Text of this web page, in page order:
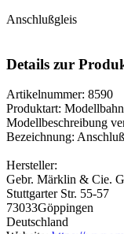
Anschlußgleis
Details zur
Artikelnummer: 8590
Produktart:
Modellbeschreibung
Bezeichnung:
Hersteller:
Gebr. Märklin & Cie.
Stuttgarter Str. 55-57
73033Göppingen
Deutschland